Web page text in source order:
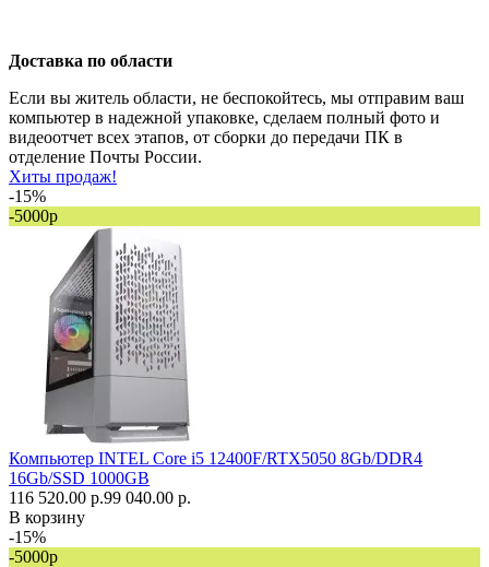
Доставка по области
Если вы житель области, не беспокойтесь, мы отправим ваш
компьютер в надежной упаковке, сделаем полный фото и
видеоотчет всех этапов, от сборки до передачи ПК в
отделение Почты России.
Хиты продаж!
-15%
-5000р
Компьютер INTEL Core i5 12400F/RTX5050 8Gb/DDR4
16Gb/SSD 1000GB
116 520.00 р.99 040.00 р.
В корзину
-15%
-5000р